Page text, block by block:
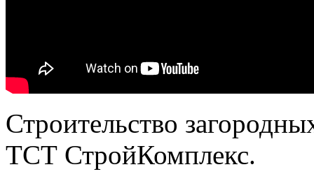
Строительство
ТСТ СтройКомплекс.